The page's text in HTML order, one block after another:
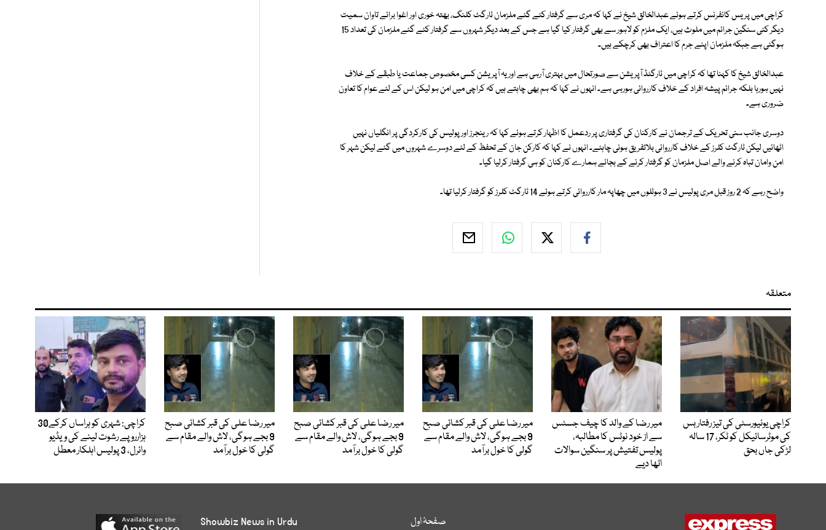
کراچی میں پریس کانفرنس کرتے ہوئے عبدالخالق شیخ نے کہا کہ مری سے گرفتار کئے گئے ملزمان ٹارگٹ کلنگ، بھتہ خوری اور اغوا برائے تاوان سمیت
دیگر کئی سنگین جرائم میں ملوث ہیں، ایک ملزم کو لاہور سے بھی گرفتار کیا گیا ہے جس کے بعد دیگر شہروں سے گرفتار کئے گئے ملزمان کی تعداد 15
ہوگئی ہے جبکہ ملزمان اپنے جرم کا اعتراف بھی کرچکے ہیں۔
عبدالخالق شیخ کا کہنا تھا کہ کراچی میں ٹارگٹڈ آپریشن سے صورتحال میں بہتری آرہی ہے اور یہ آپریشن کسی مخصوص جماعت یا طبقے کے خلاف
نہیں ہورہا بلکہ جرائم پیشہ افراد کے خلاف کارروائی ہورہی ہے۔ انہوں نے کہا کہ ہم بھی چاہتے ہیں کہ کراچی میں امن ہو لیکن اس کے لئے عوام کا تعاون
ضروری ہے۔
دوسری جانب سنی تحریک کے ترجمان نے کارکنان کی گرفتاری پر ردعمل کا اظہار کرتے ہوئے کہا کہ رینجرز اور پولیس کی کارکردگی پر انگلیاں نہیں
اٹھائیں لیکن ٹارگٹ کلرز کے خلاف کارروائی بلاتفریق ہونی چاہئے۔ انہوں نے کہا کہ کارکن جان کے تحفظ کے لئے دوسرے شہروں میں گئے لیکن شہر کا
امن وامان تباہ کرنے والے اصل ملزمان کو گرفتار کرنے کے بجائے ہمارے کارکنان کو ہی گرفتار کرلیا گیا۔
واضح رہے کہ 2 روز قبل مری پولیس نے 3 ہوٹلوں میں چھاپہ مار کارروائی کرتے ہوئے 14 ٹارگٹ کلرز کو گرفتار کرلیا تھا۔
متعلقہ
کراچی یونیورسٹی کی تیز رفتار بس
کی موٹرسائیکل کو ٹکر، 17 سالہ
لڑکی جاں بحق
میر رضا کے والد کا چیف جسٹس
سے از خود نوٹس کا مطالبہ،
پولیس تفتیش پر سنگین سوالات
اٹھا دیے
میر رضا علی کی قبر کشائی صبح
9 بجے ہوگی، لاش والے مقام سے
گولی کا خول برآمد
میر رضا علی کی قبر کشائی صبح
9 بجے ہوگی، لاش والے مقام سے
گولی کا خول برآمد
میر رضا علی کی قبر کشائی صبح
9 بجے ہوگی، لاش والے مقام سے
گولی کا خول برآمد
کراچی: شہری کو ہراساں کرکے30
ہزارروپے رشوت لینے کی ویڈیو
وائرل، 3 پولیس اہلکار معطل
صفحۂ اول
Showbiz News in Urdu